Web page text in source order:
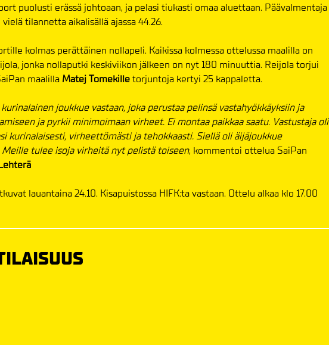
puolusti erässä johtoaan, ja pelasi tiukasti omaa aluettaan. Päävalmentaja
tilannetta aikalisällä ajassa 44.26.
kolmas perättäinen nollapeli. Kaikissa kolmessa ottelussa maalilla on
jonka nollaputki keskiviikon jälkeen on nyt 180 minuuttia. Reijola torjui
maalilla Matej Tomekilletorjuntoja kertyi 25 kappaletta.
joukkue vastaan, joka perustaa pelinsä vastahyökkäyksiin ja
ja pyrkii minimoimaan virheet. Ei montaa paikkaa saatu. Vastustaja oli
kurinalaisesti, virheettömästi ja tehokkaasti. Siellä oli äijäjoukkue
Meille tulee isoja virheitä nyt pelistä toiseen, kommentoi ottelua SaiPan
lauantaina 24.10. Kisapuistossa HIFK:ta vastaan. Ottelu alkaa klo 17.00